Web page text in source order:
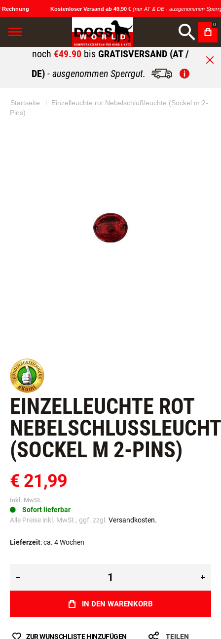
Kostenloser Versand ab 49,90 €(nur AT & DE - ausgenommen
0
noch €49.90 bis GRATISVERSAND (AT /
DE) - ausgenommen Sperrgut.
Startseite
Einzelleuchte rot Nebelschlußleuchte (Sockel m 2-
Pins)
EINZELLEUCHTE ROT
SOCKEL M 2-PINS)
€ 21,99
Inkl. MwSt.
Sofort lieferbar
Alle Preise inkl. MwSt., ggf. zzgl. Versandkosten.
Lieferzeit: ca. 4 Wochen
IN DEN WARENKORB
ZUR WUNSCHLISTE HINZUFÜGEN TEILEN